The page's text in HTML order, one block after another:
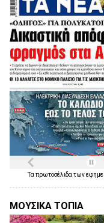
Τα πρωτοσέλιδα των
ΜΟΥΣΙΚΑ ΤΟΠΙΑ